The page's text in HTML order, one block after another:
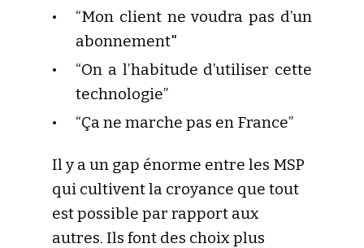
“Mon client ne voudra pas d’un
abonnement"
“On a l’habitude d’utiliser cette
technologie”
“Ça ne marche pas en France”
Il y a un gap énorme entre les MSP
qui cultivent la croyance que tout
est possible par rapport aux
autres. Ils font des choix plus